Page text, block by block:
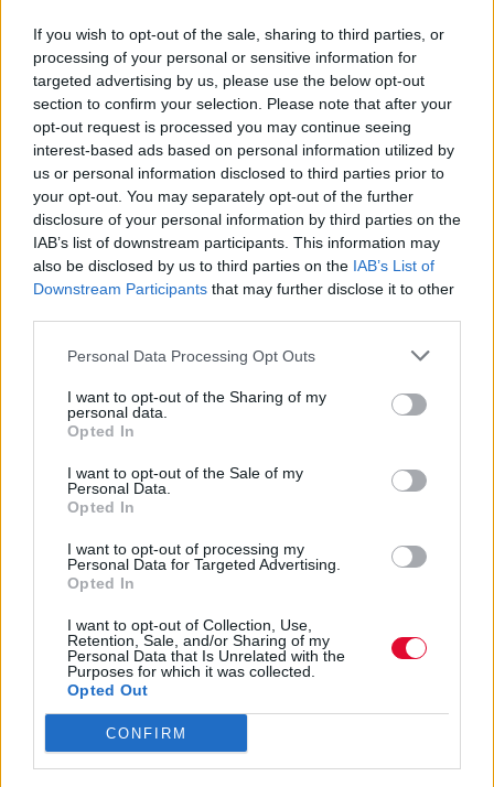
If you wish to opt-out of the sale, sharing to third parties, or
processing of your personal or sensitive information for
targeted advertising by us, please use the below opt-out
section to confirm your selection. Please note that after your
opt-out request is processed you may continue seeing
interest-based ads based on personal information utilized by
us or personal information disclosed to third parties prior to
your opt-out. You may separately opt-out of the further
disclosure of your personal information by third parties on the
IAB’s list of downstream participants. This information may
also be disclosed by us to third parties on the IAB’s List of
Downstream Participants that may further disclose it to other
Personal Data Processing Opt Outs
I want to opt-out of the Sharing of my
personal data.
Opted In
I want to opt-out of the Sale of my
Personal Data.
Opted In
I want to opt-out of processing my
Personal Data for Targeted Advertising.
Opted In
I want to opt-out of Collection, Use,
Retention, Sale, and/or Sharing of my
Personal Data that Is Unrelated with the
Purposes for which it was collected.
Opted Out
CONFIRM
Το Κομμουνιστικό Κόμμα
εξαφανίζει από το Internet τους
Κινέζους superstar
τους οποίους "εξαφά...
Ναταλία Πετρίτη